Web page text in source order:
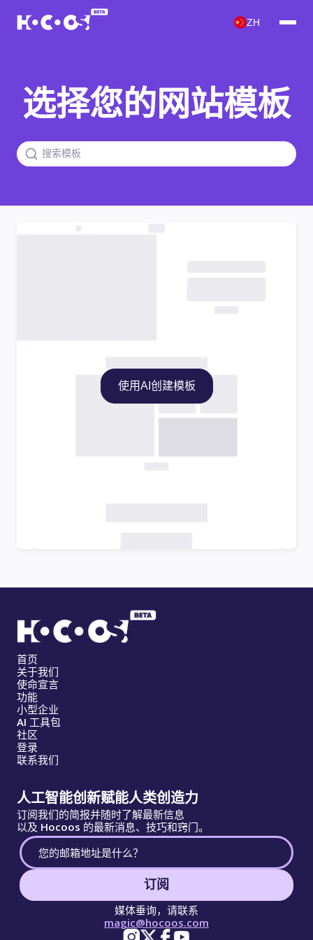
ZH
选择您的网站模板
使用AI创建模板
首页
关于我们
使命宣言
功能
小型企业
AI 工具包
社区
登录
联系我们
人工智能创新赋能人类创造力
订阅我们的简报并随时了解最新信息
以及 Hocoos 的最新消息、技巧和窍门。
订阅
媒体垂询，请联系
magic@hocoos.com